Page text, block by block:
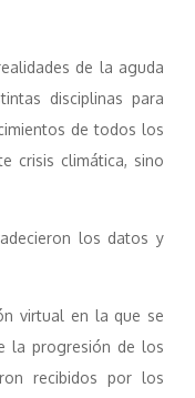
de la aguda
disciplinas para
de todos los
crisis climática, sino
los datos y
virtual en la que se
la progresión de los
recibidos por los